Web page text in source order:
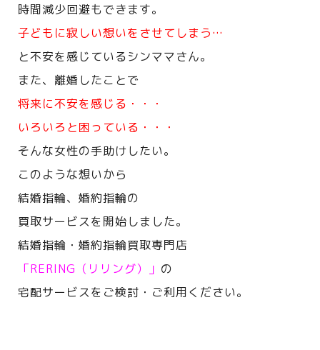
時間減少回避もできます。
子どもに寂しい想いをさせてしまう…
と不安を感じているシンママさん。
また、離婚したことで
将来に不安を感じる・・・
いろいろと困っている・・・
そんな女性の手助けしたい。
このような想いから
結婚指輪、婚約指輪の
買取サービスを開始しました。
結婚指輪・婚約指輪買取専門店
「RERING（リリング）」 の
宅配サービスをご検討・ご利用ください。